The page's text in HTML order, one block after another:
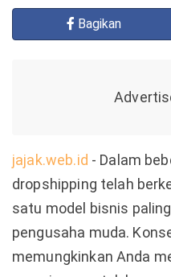
Bagikan
jajak.web.id - Dalam
dropshipping telah
satu model bisnis
pengusaha muda.
memungkinkan Anda